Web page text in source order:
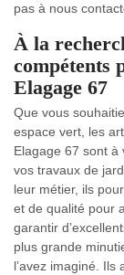
pas à nous
À la
compétents
Elagage 67
Que vous
espace vert, les
Elagage 67 sont
vos travaux de
leur métier, ils
et de qualité pour
garantir
plus grande
l’avez imaginé.